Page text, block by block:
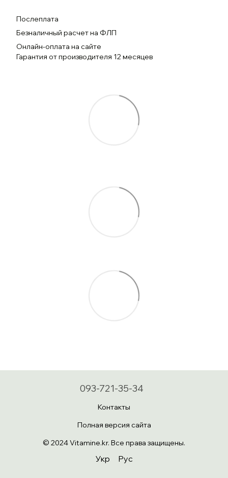
Послеплата
Безналичный расчет на ФЛП
Онлайн-оплата на сайте
Гарантия от производителя 12 месяцев
093-721-35-34
Контакты
Полная версия сайта
© 2024 Vitamine.kr. Все права защищены.
Укр Рус